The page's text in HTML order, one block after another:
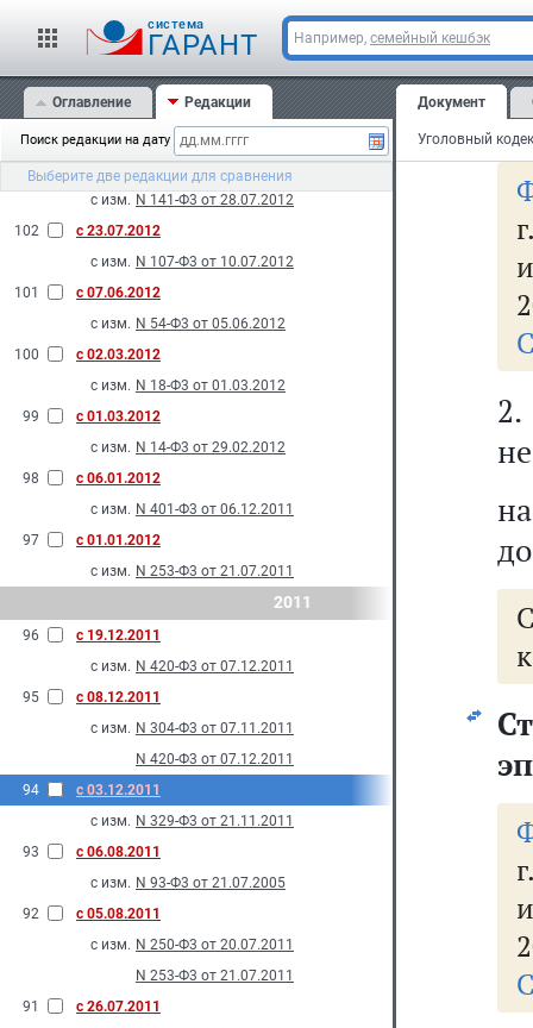
cистема
ГАРАНТ Например, семейный кешбэк
Оглавление Редакции
Поиск редакции на дату
Выберите две редакции для сравнения
N 121-Ф3 от 20.07.2012
105
с 14.11.2012
с изм. N 190-Ф3 от 12.11.2012
104
с 28.10.2012
с изм. N 172-Ф3 от 16.10.2012
103
с 10.08.2012
с изм. N 141-Ф3 от 28.07.2012
102
с 23.07.2012
с изм. N 107-Ф3 от 10.07.2012
101
с 07.06.2012
с изм. N 54-Ф3 от 05.06.2012
100
с 02.03.2012
с изм. N 18-Ф3 от 01.03.2012
99
с 01.03.2012
с изм. N 14-Ф3 от 29.02.2012
98
с 06.01.2012
с изм. N 401-Ф3 от 06.12.2011
97
с 01.01.2012
с изм. N 253-Ф3 от 21.07.2011
2011
96
с 19.12.2011
с изм. N 420-Ф3 от 07.12.2011
95
с 08.12.2011
с изм. N 304-Ф3 от 07.11.2011
N 420-Ф3 от 07.12.2011
94
с 03.12.2011
с изм. N 329-Ф3 от 21.11.2011
93
с 06.08.2011
с изм. N 93-Ф3 от 21.07.2005
92
с 05.08.2011
с изм. N 250-Ф3 от 20.07.2011
N 253-Ф3 от 21.07.2011
91
с 26.07.2011
Документ